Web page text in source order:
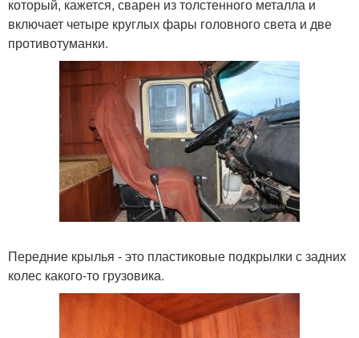
который, кажется, сварен из толстенного металла и
включает четыре круглых фары головного света и две
противотуманки.
Передние крылья - это пластиковые подкрылки с задних
колес какого-то грузовика.